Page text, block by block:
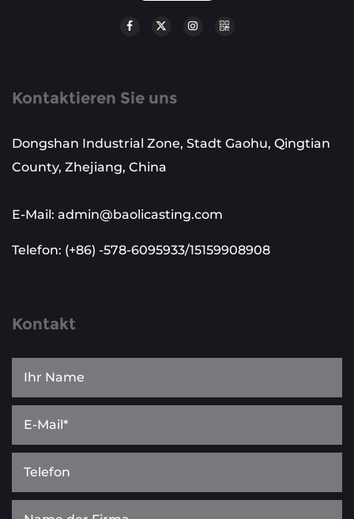
Kontaktieren Sie uns
Dongshan Industrial Zone, Stadt Gaohu, Qingtian
County, Zhejiang, China
E-Mail: admin@baolicasting.com
Telefon: (+86) -578-6095933/15159908908
Kontakt